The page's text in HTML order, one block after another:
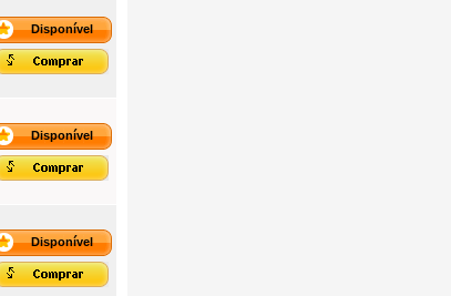
Disponível
Disponível
Disponível